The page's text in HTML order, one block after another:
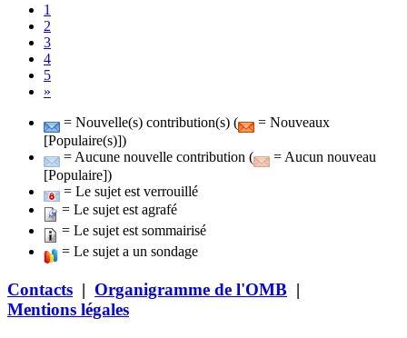
1
2
3
4
5
»
= Nouvelle(s) contribution(s) (
= Nouveaux
[Populaire(s)])
= Aucune nouvelle contribution (
= Aucun nouveau
[Populaire])
= Le sujet est verrouillé
= Le sujet est agrafé
= Le sujet est sommairisé
= Le sujet a un sondage
Contacts | Organigramme de l'OMB |
Mentions légales